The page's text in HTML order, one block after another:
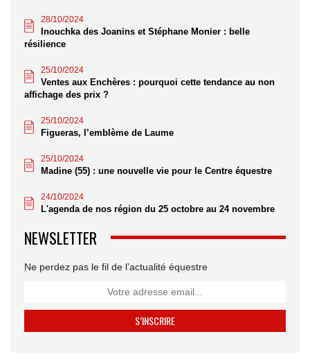
28/10/2024
Inouchka des Joanins et Stéphane Monier : belle
résilience
25/10/2024
Ventes aux Enchères : pourquoi cette tendance au non
affichage des prix ?
25/10/2024
Figueras, l’emblème de Laume
25/10/2024
Madine (55) : une nouvelle vie pour le Centre équestre
24/10/2024
L'agenda de nos région du 25 octobre au 24 novembre
NEWSLETTER
Ne perdez pas le fil de l’actualité équestre